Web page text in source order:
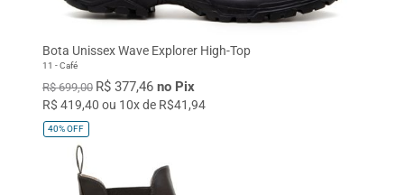
Bota Unissex Wave Explorer High-Top
11 - Café
R$ 699,00 R$ 377,46 no Pix
R$ 419,40 ou 10x de R$41,94
40%OFF